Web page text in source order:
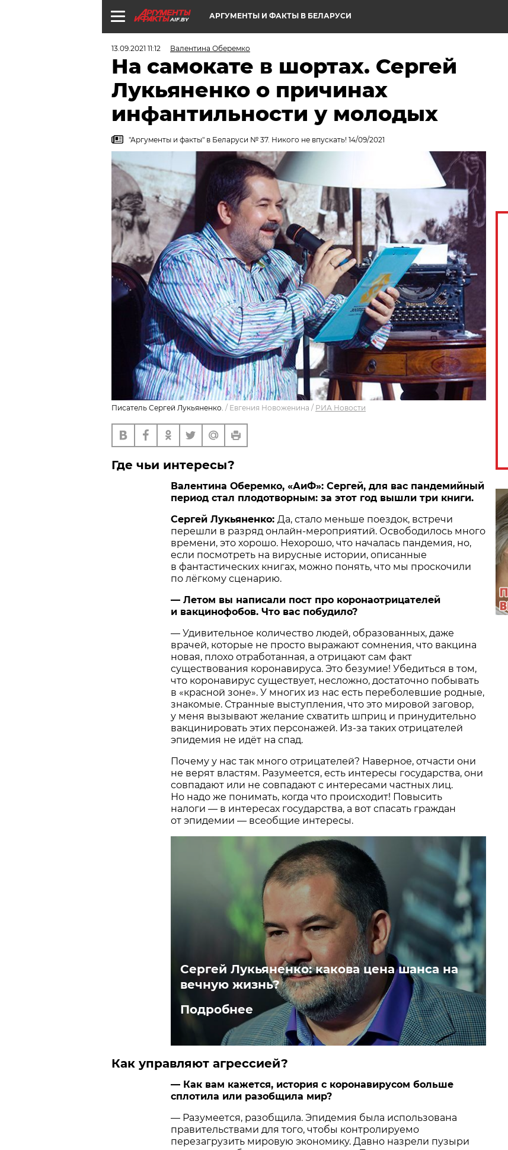
AIF.BY АРГУМЕНТЫ И ФАКТЫ В БЕЛАРУСИ
13.09.2021 11:12 Валентина Оберемко
На самокате в шортах. Сергей
Лукьяненко о причинах
инфантильности у молодых
"Аргументы и факты" в Беларуси № 37. Никого не впускать! 14/09/2021
Писатель Сергей Лукьяненко. / Евгения Новоженина / РИА Новости
Где чьи интересы?
Валентина Оберемко, «АиФ»: Сергей, для вас пандемийный
период стал плодотворным: за этот год вышли три книги.
Сергей Лукьяненко: Да, стало меньше поездок, встречи
перешли в разряд онлайн-мероприятий. Освободилось много
времени, это хорошо. Нехорошо, что началась пандемия, но,
если посмотреть на вирусные истории, описанные
в фантастических книгах, можно понять, что мы проскочили
по лёгкому сценарию.
— Летом вы написали пост про коронаотрицателей
и вакцинофобов. Что вас побудило?
— Удивительное количество людей, образованных, даже
врачей, которые не просто выражают сомнения, что вакцина
новая, плохо отработанная, а отрицают сам факт
существования коронавируса. Это безумие! Убедиться в том,
что коронавирус существует, несложно, достаточно побывать
в «красной зоне». У многих из нас есть переболевшие родные,
знакомые. Странные выступления, что это мировой заговор,
у меня вызывают желание схватить шприц и принудительно
вакцинировать этих персонажей. Из-за таких отрицателей
эпидемия не идёт на спад.
Почему у нас так много отрицателей? Наверное, отчасти они
не верят властям. Разумеется, есть интересы государства, они
совпадают или не совпадают с интересами частных лиц.
Но надо же понимать, когда что происходит! Повысить
налоги — в интересах государства, а вот спасать граждан
от эпидемии — всеобщие интересы.
Сергей Лукьяненко: какова цена шанса на
вечную жизнь?
Подробнее
Как управляют агрессией?
— Как вам кажется, история с коронавирусом больше
сплотила или разобщила мир?
— Разумеется, разобщила. Эпидемия была использована
правительствами для того, чтобы контролируемо
перезагрузить мировую экономику. Давно назрели пузыри